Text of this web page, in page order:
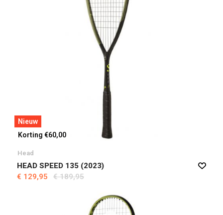
Nieuw
Korting €60,00
Head
HEAD SPEED 135 (2023)
€ 129,95
€ 189,95